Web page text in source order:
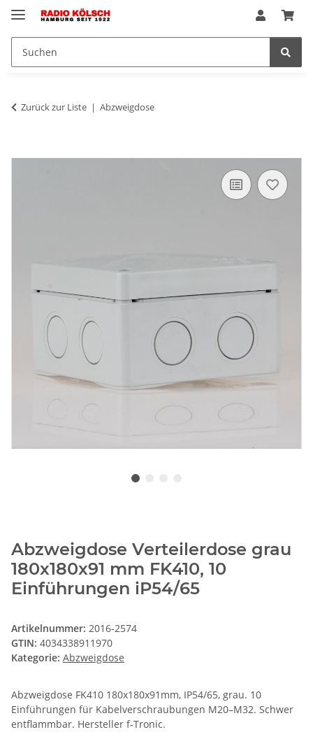
Zurück zur Liste Abzweigdose
Abzweigdose Verteilerdose grau
180x180x91 mm FK410, 10
Einführungen iP54/65
Artikelnummer: 2016-2574
GTIN: 4034338911970
Kategorie: Abzweigdose
Abzweigdose FK410 180x180x91mm, IP54/65, grau. 10
Einführungen für Kabelverschraubungen M20–M32. Schwer
entflammbar. Hersteller f-Tronic.